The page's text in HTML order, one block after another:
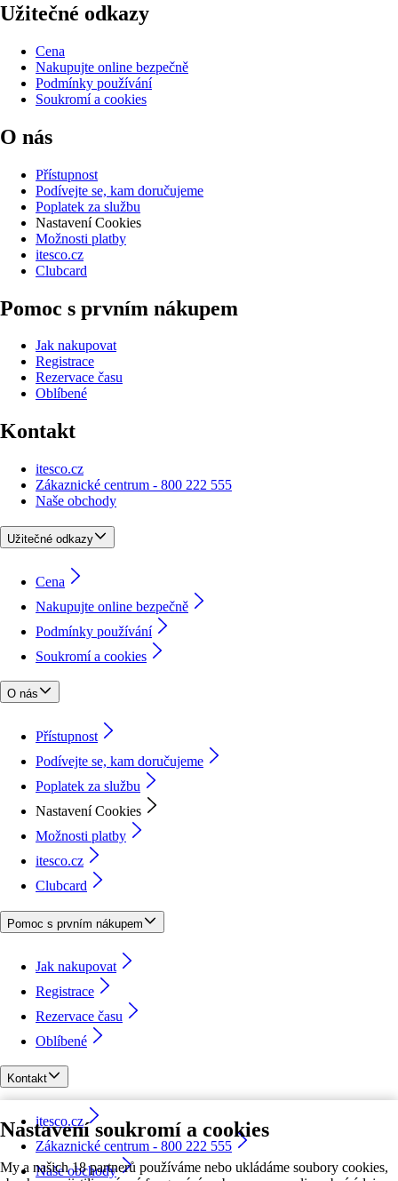
Nastavení soukromí a cookies
My a našich 18 partnerů používáme nebo ukládáme soubory cookies,
Užitečné odkazy
Cena
Nakupujte online bezpečně
Podmínky používání
Soukromí a cookies
O nás
Přístupnost
Podívejte se, kam doručujeme
Poplatek za službu
Nastavení Cookies
Možnosti platby
itesco.cz
Clubcard
Pomoc s prvním nákupem
Jak nakupovat
Registrace
Rezervace času
Oblíbené
Kontakt
itesco.cz
Zákaznické centrum - 800 222 555
Naše obchody
Užitečné odkazy
Cena
Nakupujte online bezpečně
Podmínky používání
Soukromí a cookies
O nás
Přístupnost
Podívejte se, kam doručujeme
Poplatek za službu
Nastavení Cookies
Možnosti platby
itesco.cz
Clubcard
Pomoc s prvním nákupem
Jak nakupovat
Registrace
Rezervace času
Oblíbené
Kontakt
itesco.cz
Zákaznické centrum - 800 222 555
Naše obchody